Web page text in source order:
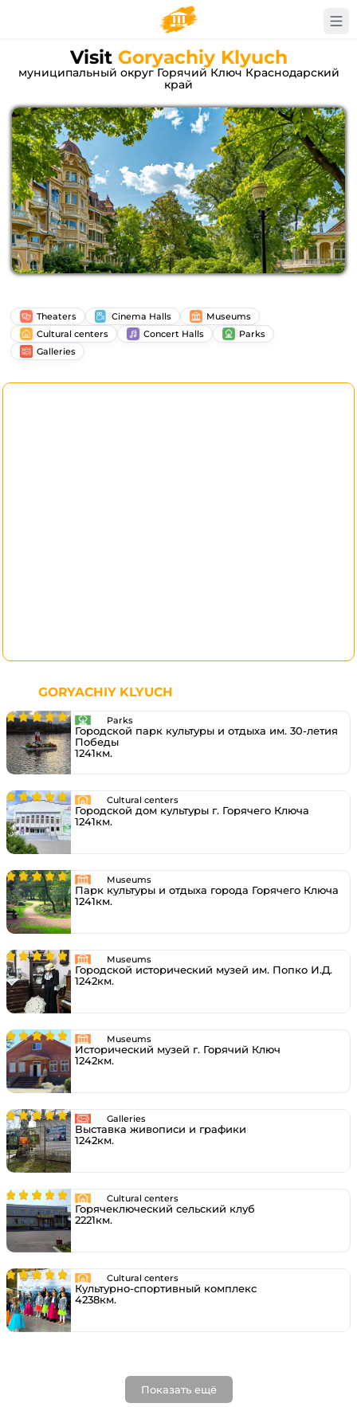
Visit Goryachiy Klyuch
муниципальный округ Горячий Ключ Краснодарский
край
Theaters Cinema Halls
Museums
Cultural centers
Concert Halls
Parks
Galleries
GORYACHIY KLYUCH
Parks
Городской парк культуры и отдыха им. 30-летия
Победы
1241км.
Cultural centers
Городской дом культуры г. Горячего Ключа
1241км.
Museums
Парк культуры и отдыха города Горячего Ключа
1241км.
Museums
Городской исторический музей им. Попко И.Д.
1242км.
Museums
Исторический музей г. Горячий Ключ
1242км.
Galleries
Выставка живописи и графики
1242км.
Cultural centers
Горячеключеский сельский клуб
2221км.
Cultural centers
Культурно-спортивный комплекс
4238км.
Показать ещё